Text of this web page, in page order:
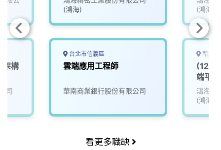
架構
司
(鴻海)
台北市信義區
雲端應用工程師
華南商業銀行股份有限公司
(鴻海)
新北
(12)
端平
鴻海精
(鴻海)
看更多職缺